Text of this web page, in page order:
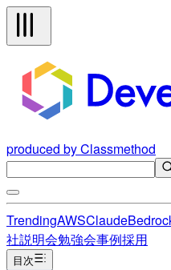
produced by Classmethod
TrendingAWSClaude
社説明会勉強会事例採用
目次